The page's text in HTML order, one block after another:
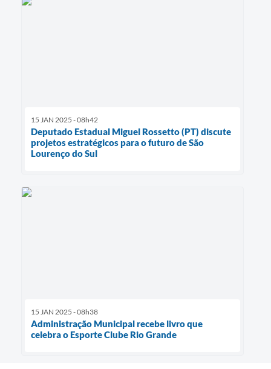
15 JAN 2025 - 08h42
Deputado Estadual Miguel Rossetto (PT) discute
projetos estratégicos para o futuro de São
Lourenço do Sul
15 JAN 2025 - 08h38
Administração Municipal recebe livro que
celebra o Esporte Clube Rio Grande